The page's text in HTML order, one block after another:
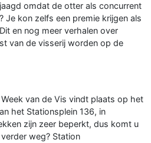
omdat de otter als concurrent
Je kon zelfs een premie krijgen als
en nog meer verhalen over
van de visserij worden op de
van de Vis vindt plaats op het
het Stationsplein 136, in
zijn zeer beperkt, dus komt u
weg? Station